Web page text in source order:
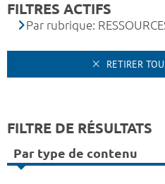
FILTRES ACTIFS
Par rubrique:
RETIRER
FILTRE DE RÉSULTATS
Par type de contenu